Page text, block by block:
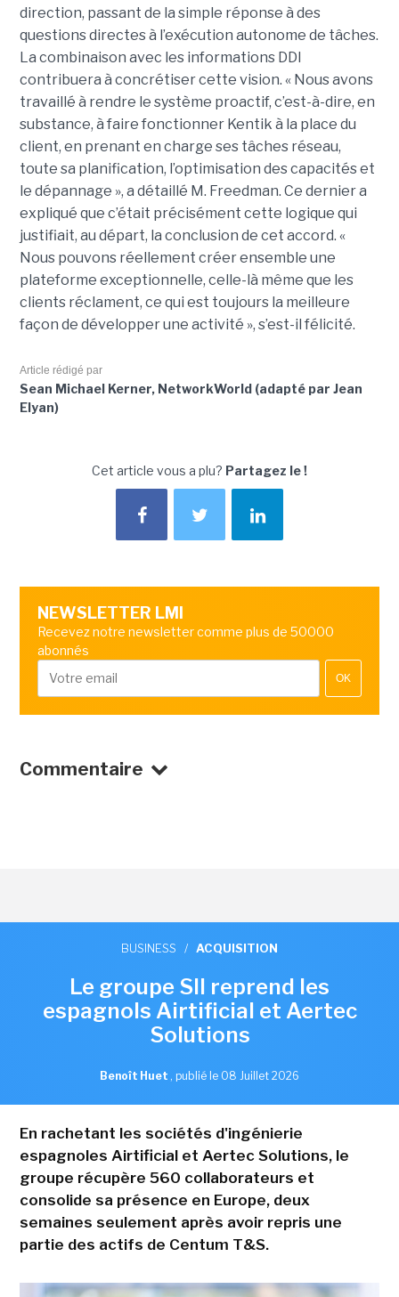
direction, passant de la simple réponse à des
questions directes à l’exécution autonome de tâches.
La combinaison avec les informations DDI
contribuera à concrétiser cette vision. « Nous avons
travaillé à rendre le système proactif, c’est-à-dire, en
substance, à faire fonctionner Kentik à la place du
client, en prenant en charge ses tâches réseau,
toute sa planification, l’optimisation des capacités et
le dépannage », a détaillé M. Freedman. Ce dernier a
expliqué que c’était précisément cette logique qui
justifiait, au départ, la conclusion de cet accord. «
Nous pouvons réellement créer ensemble une
plateforme exceptionnelle, celle-là même que les
clients réclament, ce qui est toujours la meilleure
façon de développer une activité », s’est-il félicité.
Article rédigé par
Sean Michael Kerner, NetworkWorld (adapté par Jean
Elyan)
Cet article vous a plu? Partagez le !
NEWSLETTER LMI
Recevez notre newsletter comme plus de 50000
abonnés
OK
Commentaire
BUSINESS / ACQUISITION
Le groupe SII reprend les
espagnols Airtificial et Aertec
Solutions
Benoît Huet , publié le 08 Juillet 2026
En rachetant les sociétés d'ingénierie
espagnoles Airtificial et Aertec Solutions, le
groupe récupère 560 collaborateurs et
consolide sa présence en Europe, deux
semaines seulement après avoir repris une
partie des actifs de Centum T&S.